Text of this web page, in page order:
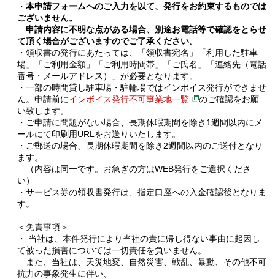
・ 本申請フォームへのご入力を以て、発行をお約束するものでは
ございません。
申請内容に不明な点がある場合、別途お電話等で確認をとらせ
て頂く場合がございますのでご了承ください。
・領収書の発行にあたっては、「領収書宛名」「利用した駐車
場」「ご利用金額」「ご利用時間帯」「ご氏名」「連絡先（電話
番号・メールアドレス）」が必要となります。
・一部の時間貸し駐車場・駐輪場ではインボイス発行ができませ
ん。申請前にインボイス発行不可事業地一覧
のご確認をお願
い致します。
・ご申請に問題がない場合、長期休暇期間を除き1週間以内にメ
ールにて印刷用URLをお送りいたします。
・ご郵送の場合、長期休暇期間を除き2週間以内のご送付となり
ます。
（内容は同一です。お急ぎの方はWEB発行をご選択くださ
い）
・サービス券の領収書発行は、指定口座への入金確認後となりま
す。
＜免責事項＞
・ 当社は、本件発行により当社の責に帰し得ない事由に起因し
て被った損害については一切責任を負いません。
また、当社は、天災地変、自然災害、戦乱、暴動、その他不可
抗力の事象発生に伴い、